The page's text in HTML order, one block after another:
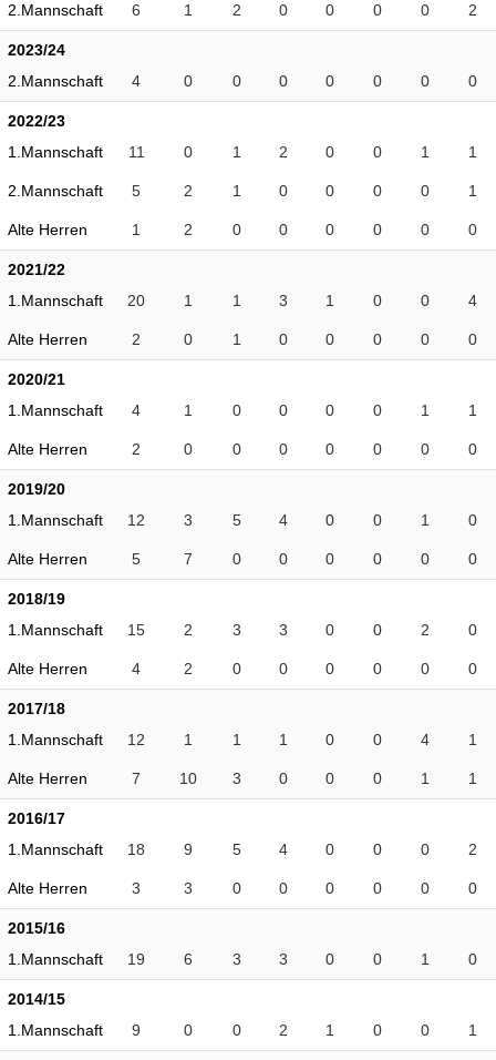
2.Mannschaft 6 1 2 0 0 0 0 2
2023/24
2.Mannschaft
4 0 0 0 0 0 0 0
2022/23
1.Mannschaft
11 0 1 2 0 0 1 1
2.Mannschaft 5 2 1 0 0 0 0 1
Alte Herren 1 2 0 0 0 0 0 0
2021/22
1.Mannschaft
20 1 1 3 1 0 0 4
Alte Herren 2 0 1 0 0 0 0 0
2020/21
1.Mannschaft
4 1 0 0 0 0 1 1
Alte Herren 2 0 0 0 0 0 0 0
2019/20
1.Mannschaft
12 3 5 4 0 0 1 0
Alte Herren 5 7 0 0 0 0 0 0
2018/19
1.Mannschaft
15 2 3 3 0 0 2 0
Alte Herren 4 2 0 0 0 0 0 0
2017/18
1.Mannschaft
12 1 1 1 0 0 4 1
Alte Herren 7 10 3 0 0 0 1 1
2016/17
1.Mannschaft
18 9 5 4 0 0 0 2
Alte Herren 3 3 0 0 0 0 0 0
2015/16
1.Mannschaft
19 6 3 3 0 0 1 0
2014/15
1.Mannschaft
9 0 0 2 1 0 0 1